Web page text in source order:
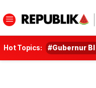
Hot Topics: #Gubernur